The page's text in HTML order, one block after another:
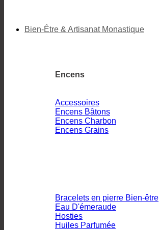
Bien-Être & Artisanat Monastique
Encens
Accessoires
Encens Bâtons
Encens Charbon
Encens Grains
Bracelets en pierre Bien-être
Eau D'émeraude
Hosties
Huiles Parfumée